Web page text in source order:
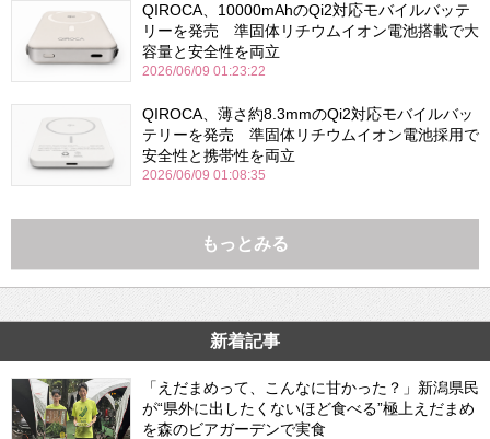
QIROCA、10000mAhのQi2対応モバイルバッテ
リーを発売 準固体リチウムイオン電池搭載で大
容量と安全性を両立
2026/06/09 01:23:22
QIROCA、薄さ約8.3mmのQi2対応モバイルバッ
テリーを発売 準固体リチウムイオン電池採用で
安全性と携帯性を両立
2026/06/09 01:08:35
もっとみる
新着記事
「えだまめって、こんなに甘かった？」新潟県民
が“県外に出したくないほど食べる”極上えだまめ
を森のビアガーデンで実食